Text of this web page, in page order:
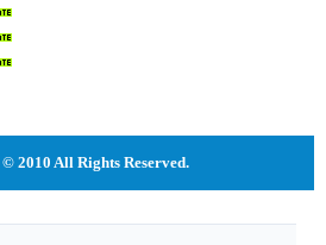
2010 All Rights Reserved.